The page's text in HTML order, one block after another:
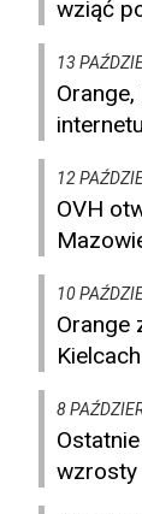
wziąć
13
12
OVH
10
Orange
8
wzrosty